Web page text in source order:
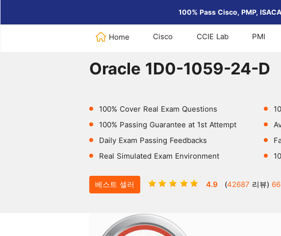
100% Pass Cisco, PMP,
Home Cisco CCIE Lab PMI
Home > Oracle > Oracle 1D0-1059-24-D
Oracle 1D0-1059-24-D
100% Cover Real Exam Questions
100% Passing Guarantee at 1st Attempt
Daily Exam Passing Feedbacks
Real Simulated Exam Environment
베스트 셀러 4.9 (42687 리뷰)